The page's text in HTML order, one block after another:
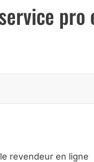
pro
revendeur en ligne